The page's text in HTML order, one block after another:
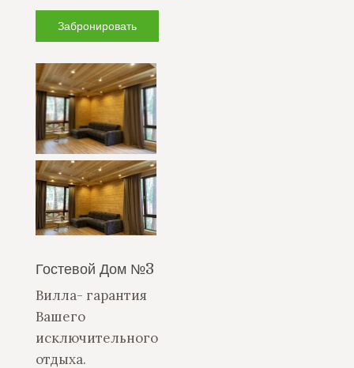
Забронировать
Гостевой Дом №3
Вилла- гарантия
Вашего
исключительного
отдыха.